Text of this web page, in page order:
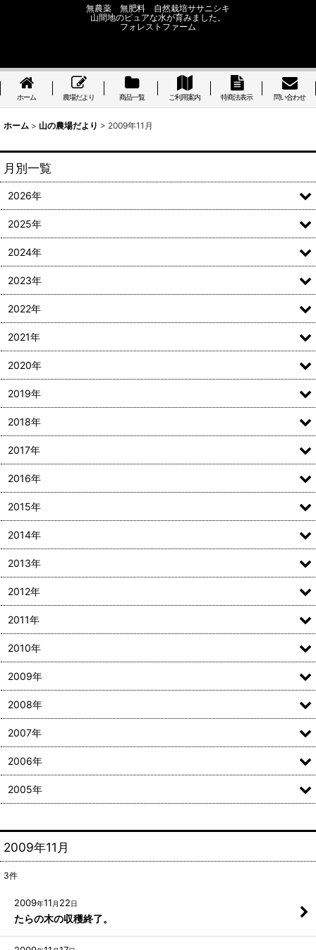
無農薬 無肥料 自然栽培ササニシキ
山間地のピュアな水が育みました。
フォレストファーム
ホーム 農場だより 商品一覧 ご利用案内 特商法表示 問い合わせ
ホーム > 山の農場だより > 2009年11月
2009年11月
3件
2009年11 月 22日
たらの木の収穫終了。
月別一覧
2026年
2025年
2024年
2023年
2022年
2021年
2020年
2019年
2018年
2017年
2016年
2015年
2014年
2013年
2012年
2011年
2010年
2009年
2008年
2007年
2006年
2005年